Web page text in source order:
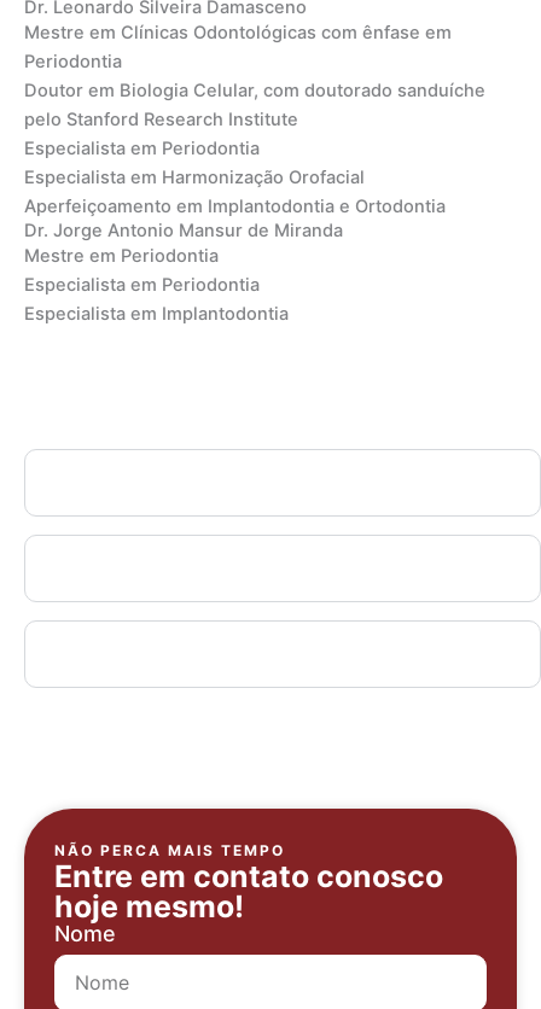
Dr. Leonardo Silveira Damasceno
Mestre em Clínicas Odontológicas com ênfase em
Periodontia
Doutor em Biologia Celular, com doutorado sanduíche
pelo Stanford Research Institute
Especialista em Periodontia
Especialista em Harmonização Orofacial
Aperfeiçoamento em Implantodontia e Ortodontia
Dr. Jorge Antonio Mansur de Miranda
Mestre em Periodontia
Especialista em Periodontia
Especialista em Implantodontia
NÃO PERCA MAIS TEMPO
Entre em contato conosco
hoje mesmo!
Nome